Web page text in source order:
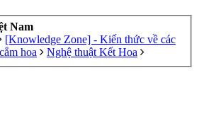
Nam
[Knowledge Zone] - Kiến thức về các
hoa Nghệ thuật Kết Hoa